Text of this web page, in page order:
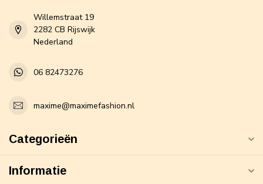
Willemstraat 19
2282 CB Rijswijk
Nederland
06 82473276
maxime@maximefashion.nl
Categorieën
Informatie